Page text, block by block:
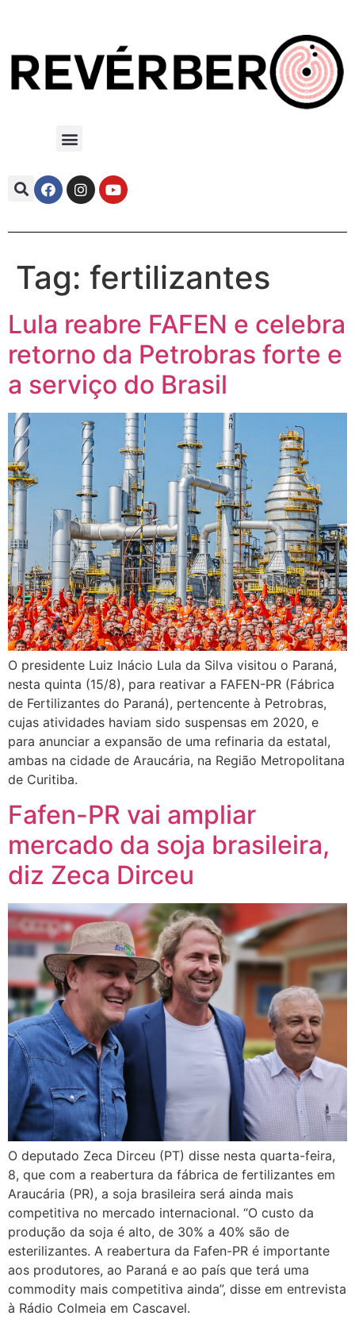
Tag: fertilizantes
Lula reabre FAFEN e celebra
retorno da Petrobras forte e
a serviço do Brasil
O presidente Luiz Inácio Lula da Silva visitou o Paraná,
nesta quinta (15/8), para reativar a FAFEN-PR (Fábrica
de Fertilizantes do Paraná), pertencente à Petrobras,
cujas atividades haviam sido suspensas em 2020, e
para anunciar a expansão de uma refinaria da estatal,
ambas na cidade de Araucária, na Região Metropolitana
de Curitiba.
Fafen-PR vai ampliar
mercado da soja brasileira,
diz Zeca Dirceu
O deputado Zeca Dirceu (PT) disse nesta quarta-feira,
8, que com a reabertura da fábrica de fertilizantes em
Araucária (PR), a soja brasileira será ainda mais
competitiva no mercado internacional. “O custo da
produção da soja é alto, de 30% a 40% são de
esterilizantes. A reabertura da Fafen-PR é importante
aos produtores, ao Paraná e ao país que terá uma
commodity mais competitiva ainda”, disse em entrevista
à Rádio Colmeia em Cascavel.